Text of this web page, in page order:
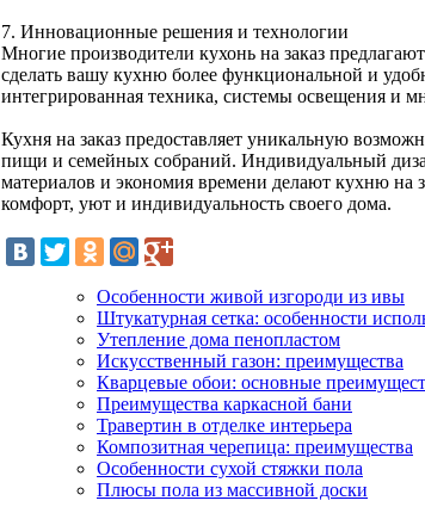
7. Инновационные решения и технологии
Многие производители кухонь на заказ
сделать вашу кухню более функциональной и
интегрированная техника, системы освещения и
Кухня на заказ предоставляет уникальную
пищи и семейных собраний. Индивидуальный
материалов и экономия времени делают кухню на
комфорт, уют и индивидуальность своего дома.
Особенности живой изгороди из ивы
Штукатурная сетка: особенности
Утепление дома пенопластом
Искусственный газон: преимущества
Кварцевые обои: основные
Преимущества каркасной бани
Травертин в отделке интерьера
Композитная черепица: преимущества
Особенности сухой стяжки пола
Плюсы пола из массивной доски